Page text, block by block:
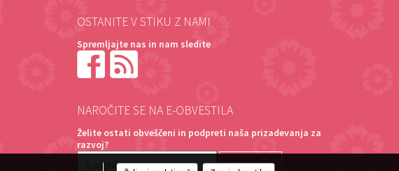
OSTANITE V STIKU Z NAMI
Spremljajte nas in nam sledite
NAROČITE SE NA E-OBVESTILA
Želite ostati obveščeni in podpreti naša prizadevanja za
razvoj?